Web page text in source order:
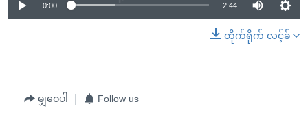
0:00 2:44
တိုက်ရိုက် လင့်ခ်
မျှဝေပါ Follow us